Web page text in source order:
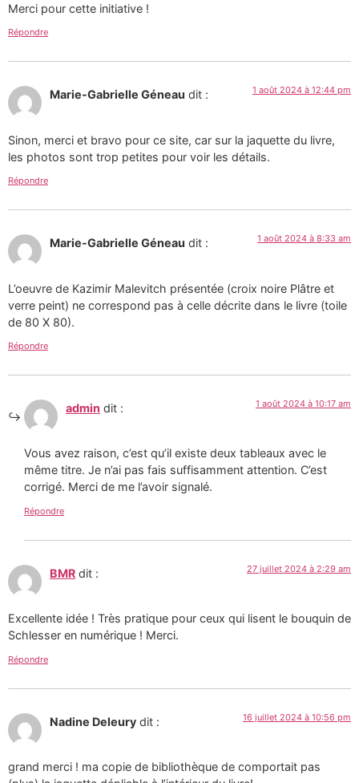
Merci pour cette initiative !
Répondre
Marie-Gabrielle Géneau dit : 1 août 2024 à 12:44 pm
Sinon, merci et bravo pour ce site, car sur la jaquette du livre,
les photos sont trop petites pour voir les détails.
Répondre
Marie-Gabrielle Géneau dit : 1 août 2024 à 8:33 am
L’oeuvre de Kazimir Malevitch présentée (croix noire Plâtre et
verre peint) ne correspond pas à celle décrite dans le livre (toile
de 80 X 80).
Répondre
admin dit : 1 août 2024 à 10:17 am
Vous avez raison, c’est qu’il existe deux tableaux avec le
même titre. Je n’ai pas fais suffisamment attention. C’est
corrigé. Merci de me l’avoir signalé.
Répondre
BMR dit : 27 juillet 2024 à 2:29 am
Excellente idée ! Très pratique pour ceux qui lisent le bouquin de
Schlesser en numérique ! Merci.
Répondre
Nadine Deleury dit : 16 juillet 2024 à 10:56 pm
grand merci ! ma copie de bibliothèque de comportait pas